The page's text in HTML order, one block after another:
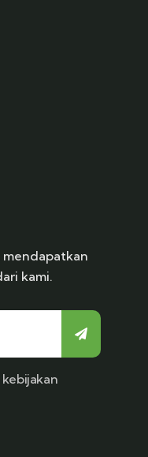
kami.